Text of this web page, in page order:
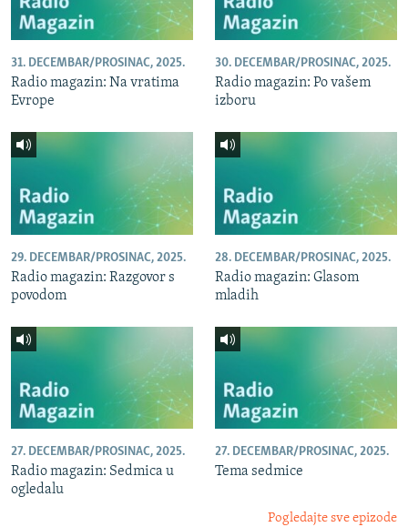
31. DECEMBAR/PROSINAC, 2025.
Radio magazin: Na vratima
Evrope
30. DECEMBAR/PROSINAC, 2025.
Radio magazin: Po vašem
izboru
29. DECEMBAR/PROSINAC, 2025.
Radio magazin: Razgovor s
povodom
28. DECEMBAR/PROSINAC, 2025.
Radio magazin: Glasom
mladih
27. DECEMBAR/PROSINAC, 2025.
Radio magazin: Sedmica u
ogledalu
27. DECEMBAR/PROSINAC, 2025.
Tema sedmice
Pogledajte sve epizode